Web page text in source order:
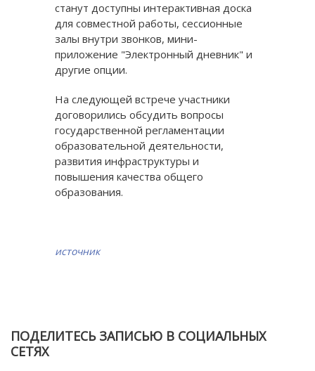
станут доступны интерактивная доска
для совместной работы, сессионные
залы внутри звонков, мини-
приложение "Электронный дневник" и
другие опции.
На следующей встрече участники
договорились обсудить вопросы
государственной регламентации
образовательной деятельности,
развития инфраструктуры и
повышения качества общего
образования.
источник
ПОДЕЛИТЕСЬ ЗАПИСЬЮ В СОЦИАЛЬНЫХ
СЕТЯХ